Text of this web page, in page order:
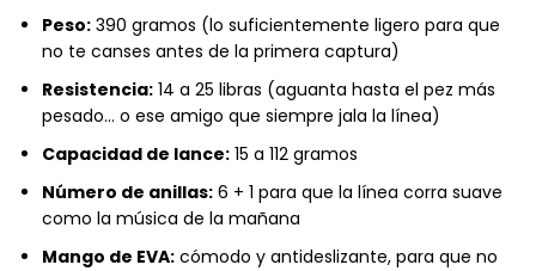
Peso: 390 gramos (lo suficientemente ligero para que
no te canses antes de la primera captura)
Resistencia: 14 a 25 libras (aguanta hasta el pez más
pesado... o ese amigo que siempre jala la línea)
Capacidad de lance: 15 a 112 gramos
Número de anillas: 6 + 1 para que la línea corra suave
como la música de la mañana
Mango de EVA: cómodo y antideslizante, para que no